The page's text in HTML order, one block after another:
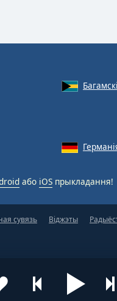
або iOS прыкладання!
сувязь Віджэты